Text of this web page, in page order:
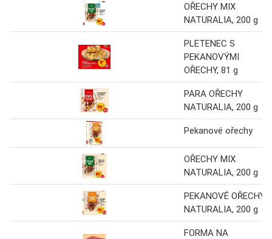
OŘECHY MIX
NATURALIA, 200 g
PLETENEC S
PEKANOVÝMI
OŘECHY, 81 g
PARA OŘECHY
NATURALIA, 200 g
Pekanové ořechy
OŘECHY MIX
NATURALIA, 200 g
PEKANOVÉ OŘECHY
NATURALIA, 200 g
FORMA NA